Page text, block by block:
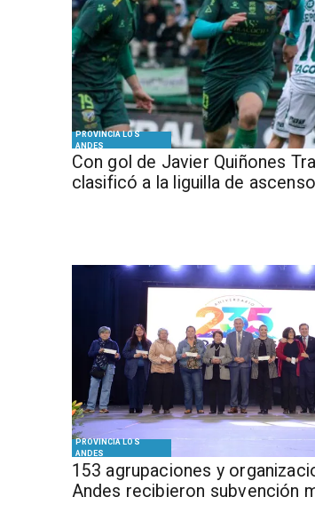
PROVINCIA LOS
ANDES
Con gol de Javier Quiñones
clasificó a la liguilla de ascenso
PROVINCIA LOS
ANDES
153 agrupaciones y
Andes recibieron subvención